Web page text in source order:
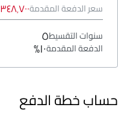
سعر الدفعة المقدمة٣٤٨٬٧٠٠ EGP
سنوات التقسيط٥
الدفعة المقدمة١٠%
حساب خطة الدفع